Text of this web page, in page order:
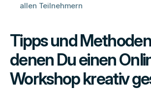
allen Teilnehmern
Tipps und
denen Du einen
Workshop kreativ